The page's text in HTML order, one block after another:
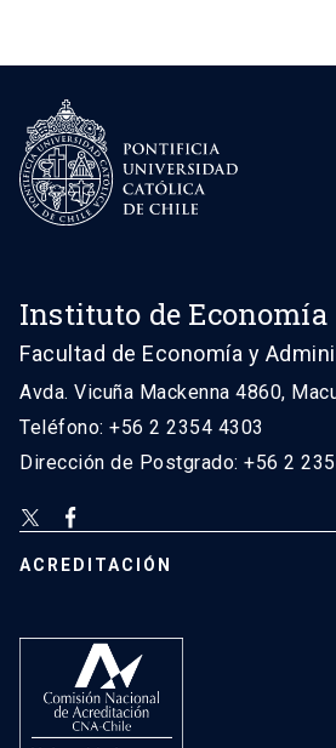
Instituto de Economía
Facultad de Economía y
Avda. Vicuña Mackenna 4860,
Teléfono: +56 2 2354 4303
Dirección de Postgrado: +56 2
ACREDITACIÓN